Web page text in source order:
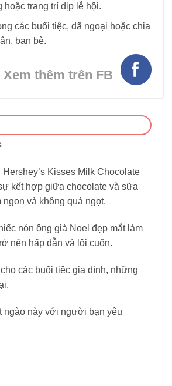
hoặc trang trí dịp lễ hội.
các buổi tiệc, dã ngoại hoặc chia
bạn bè.
Xem thêm trên FB
Kisses Milk Chocolate
kết hợp giữa chocolate và sữa
và không quá ngọt.
nón ông già Noel đẹp mắt làm
nên hấp dẫn và lôi cuốn.
các buổi tiệc gia đình, những
ngào này với người bạn yêu